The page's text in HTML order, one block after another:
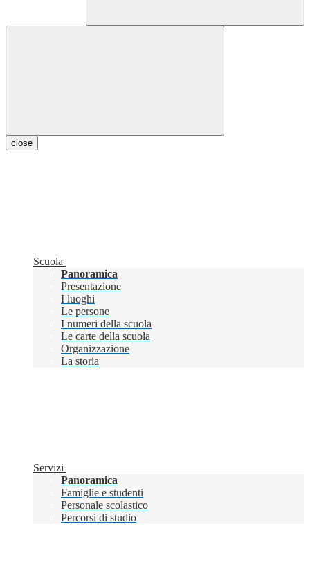
close
Scuola
Panoramica
Presentazione
I luoghi
Le persone
I numeri della scuola
Le carte della scuola
Organizzazione
La storia
Servizi
Panoramica
Famiglie e studenti
Personale scolastico
Percorsi di studio